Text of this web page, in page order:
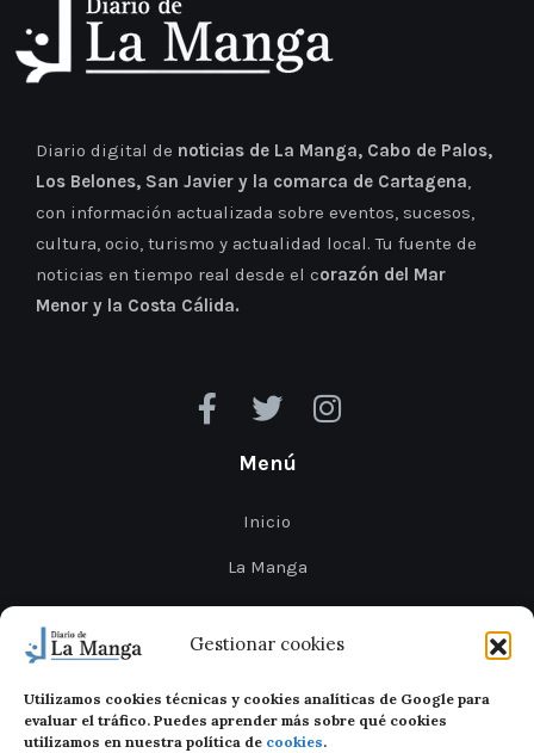
Gestionar cookies
Utilizamos cookies técnicas y cookies analíticas de Google para
evaluar el tráfico. Puedes aprender más sobre qué cookies
utilizamos en nuestra política de cookies.
Diario digital de noticias de La Manga, Cabo de Palos,
Los Belones, San Javier y la comarca de Cartagena,
con información actualizada sobre eventos, sucesos,
cultura, ocio, turismo y actualidad local. Tu fuente de
noticias en tiempo real desde el corazón del Mar
Menor y la Costa Cálida.
Menú
Inicio
La Manga
Cabo de Palos
Mar Menor
Cartagena
San Javier